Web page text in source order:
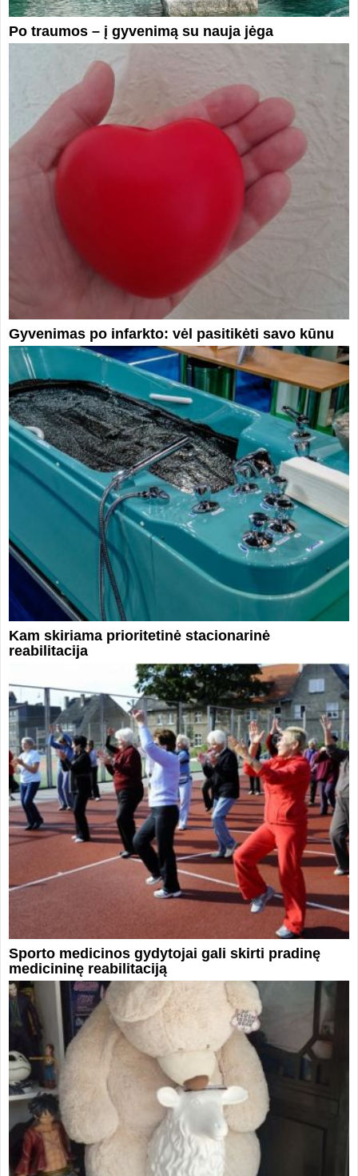
Po traumos – į gyvenimą su nauja jėga
Gyvenimas po infarkto: vėl pasitikėti savo kūnu
Kam skiriama prioritetinė stacionarinė
reabilitacija
Sporto medicinos gydytojai gali skirti pradinę
medicininę reabilitaciją